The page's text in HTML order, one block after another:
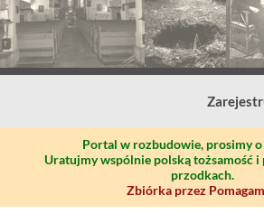
Portal w rozbudowie, prosimy
Uratujmy wspólnie polską tożsamość i
przodkach.
Zbiórka przez